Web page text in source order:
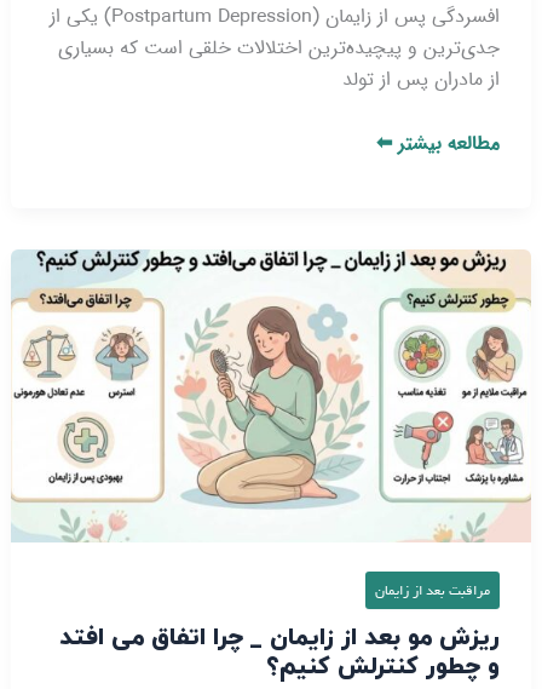
افسردگی پس از زایمان (Postpartum Depression) یکی از
جدی‌ترین و پیچیده‌ترین اختلالات خلقی است که بسیاری
از مادران پس از تولد
مطالعه بیشتر ⬅
مراقبت بعد از زایمان
ریزش مو بعد از زایمان _ چرا اتفاق می‌ افتد
و چطور کنترلش کنیم؟
ریزش
مو
بعد
از
زایمان
_
چرا
اتفاق
می‌
افتد
و
چطور
کنترلش
کنیم؟